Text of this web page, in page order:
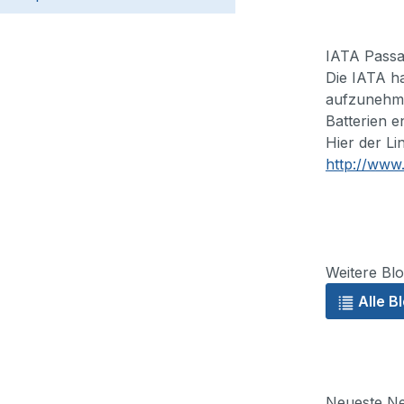
IATA
Die IATA
Batterien
Hier der
http://
Weitere
Alle